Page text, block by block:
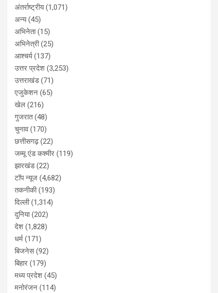
अंतर्राष्ट्रीय(1,071)
अन्य(45)
अभिनेता(15)
अभिनेत्री(25)
आश्चर्य(137)
उत्तर प्रदेश (3,253)
उत्तराखंड(71)
एजुकेशन (65)
खेल (216)
गुजरात(48)
चुनाव(170)
छत्तीसगढ़(22)
जम्मू एंड कश्मीर (119)
झारखंड(22)
टॉप न्यूज (4,682)
तकनीकी(193)
दिल्ली(1,314)
दुनिया(202)
देश (1,828)
धर्म (171)
बिजनेस(92)
बिहार (179)
मध्य प्रदेश (45)
मनोरंजन (114)